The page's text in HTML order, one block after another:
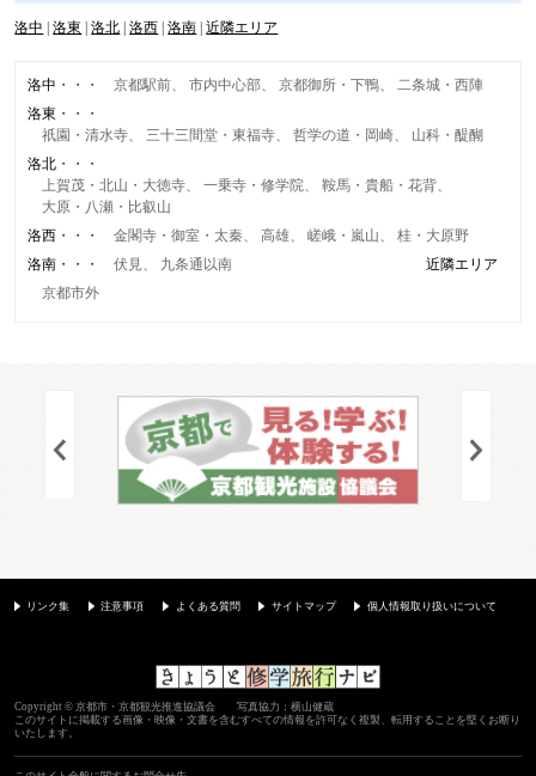
洛中 洛東 洛北 洛西 洛南 近隣エリア
洛中 京都駅前 市内中心部 京都御所・下鴨
二条城・西陣
洛東
祇園・清水寺
三十三間堂・東福寺 哲学の道・岡崎
山科・醍醐
洛北
上賀茂・北山・大徳寺
一乗寺・修学院
鞍馬・貴船・花背
大原・八瀬・比叡山
洛西
金閣寺・御室・太秦 高雄 嵯峨・嵐山
桂・大原野
洛南
伏見 九条通以南
近隣エリア
京都市外
リンク集 注意事項 よくある質問 サイトマップ 個人情報取り扱いについて
Copyright © 京都市・京都観光推進協議会 写真協力：横山健蔵
このサイトに掲載する画像・映像・文書を含むすべての情報を許可なく複製、転用することを堅くお断り
いたします。